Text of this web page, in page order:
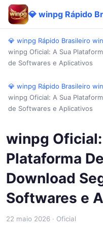
💎 winpg Rápido Brasileiro
winpg Oficial: A Sua
de Softwares e Aplicativos
💎 winpg Rápido Brasileiro
winpg Oficial: A Sua
de Softwares e Aplicativos
winpg Oficial:
Plataforma
Download
Softwares e
22 maio 2026 · Oficial